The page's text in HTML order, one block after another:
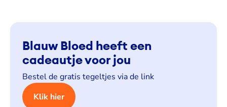
Blauw Bloed heeft een
cadeautje voor jou
Bestel de gratis tegeltjes via de link
Klik hier